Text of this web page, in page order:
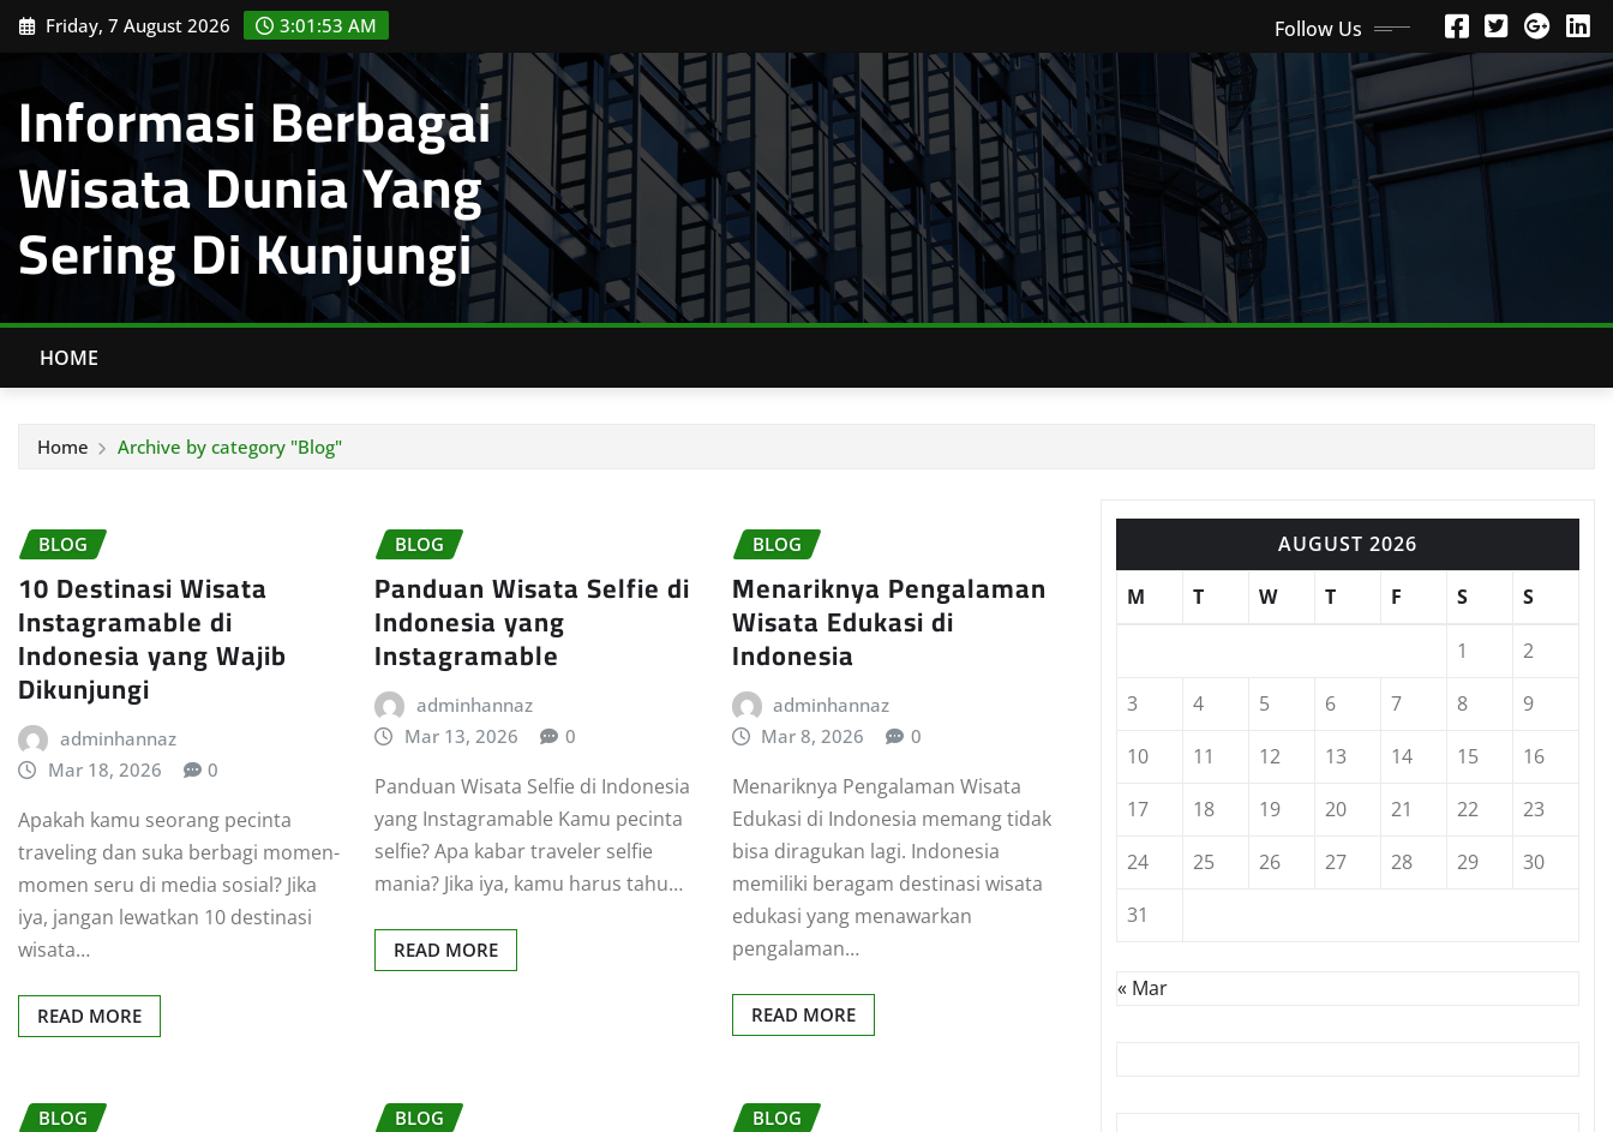
Skip Friday, 7 August 2026 3:01:54 AM Follow Us
Informasi Berbagai
Wisata Dunia Yang
Sering Di Kunjungi
HOME
Home Archive by category "Blog"
BLOG
10 Destinasi Wisata
Instagramable di
Indonesia yang Wajib
Dikunjungi
adminhannaz
Mar 18, 2026
0
Apakah kamu seorang pecinta
traveling dan suka berbagi momen-
momen seru di media sosial? Jika
iya, jangan lewatkan 10 destinasi
wisata…
READ MORE
BLOG
Panduan Wisata Selfie di
Indonesia yang
Instagramable
adminhannaz
Mar 13, 2026
0
Panduan Wisata Selfie di Indonesia
yang Instagramable Kamu pecinta
selfie? Apa kabar traveler selfie
mania? Jika iya, kamu harus tahu…
READ MORE
BLOG
Menariknya Pengalaman
Wisata Edukasi di
Indonesia
adminhannaz
Mar 8, 2026
0
Menariknya Pengalaman Wisata
Edukasi di Indonesia memang tidak
bisa diragukan lagi. Indonesia
memiliki beragam destinasi wisata
edukasi yang menawarkan
pengalaman…
READ MORE
BLOG BLOG BLOG
AUGUST 2026
M
T W T F S S
1
2
3
4 5 6 7 8
9
10
11 12 13 14 15
16
17
18 19 20 21 22
23
24
25 26 27 28 29
30
31
« Mar